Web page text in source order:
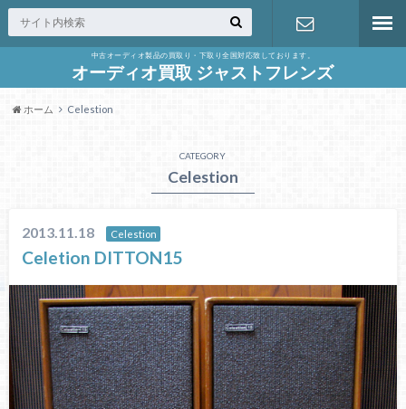
中古オーディオ製品の買取り・下取り全国対応致しております。
オーディオ買取 ジャストフレンズ
お問合せ
ホーム Celestion
CATEGORY
Celestion
2013.11.18 Celestion
Celetion DITTON15